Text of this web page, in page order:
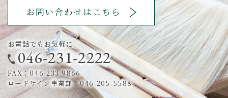
お問い合わせはこちら
お電話でもお気軽に
046-231-2222
FAX：046-233-9866
ロードサイン事業部：046-205-5588